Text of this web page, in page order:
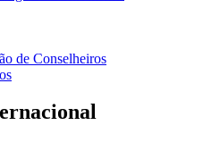
de Conselheiros